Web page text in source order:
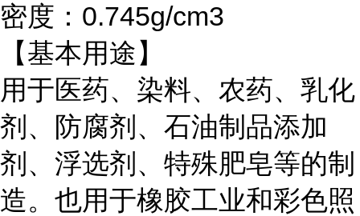
密度：0.745g/cm3
【基本用途】
用于医药、染料、农药、乳化
剂、防腐剂、石油制品添加
剂、浮选剂、特殊肥皂等的制
造。也用于橡胶工业和彩色照